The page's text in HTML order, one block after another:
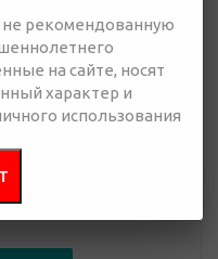
рекомендованную
на сайте, носят
характер и
использования